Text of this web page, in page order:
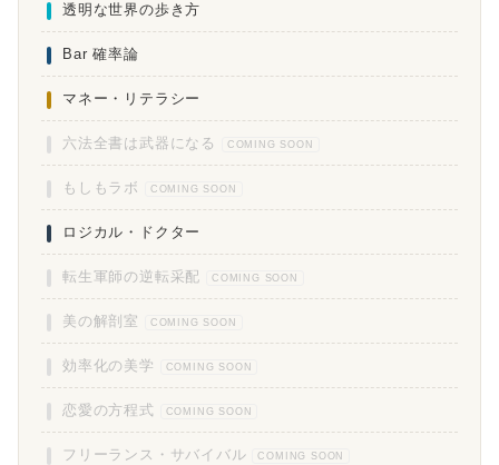
透明な世界の歩き方
Bar 確率論
マネー・リテラシー
六法全書は武器になる COMING SOON
もしもラボ COMING SOON
ロジカル・ドクター
転生軍師の逆転采配 COMING SOON
美の解剖室 COMING SOON
効率化の美学 COMING SOON
恋愛の方程式 COMING SOON
フリーランス・サバイバル COMING SOON